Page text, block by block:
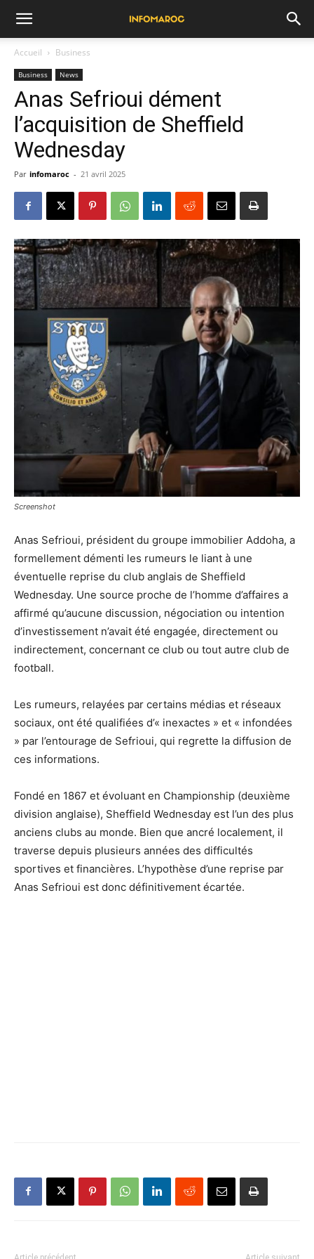
Accueil Business
Business News
Anas Sefrioui dément
l’acquisition de Sheffield
Wednesday
Par infomaroc - 21 avril 2025
Screenshot
Anas Sefrioui, président du groupe immobilier Addoha, a
formellement démenti les rumeurs le liant à une
éventuelle reprise du club anglais de Sheffield
Wednesday. Une source proche de l’homme d’affaires a
affirmé qu’aucune discussion, négociation ou intention
d’investissement n’avait été engagée, directement ou
indirectement, concernant ce club ou tout autre club de
football.
Les rumeurs, relayées par certains médias et réseaux
sociaux, ont été qualifiées d’« inexactes » et « infondées
» par l’entourage de Sefrioui, qui regrette la diffusion de
ces informations.
Fondé en 1867 et évoluant en Championship (deuxième
division anglaise), Sheffield Wednesday est l’un des plus
anciens clubs au monde. Bien que ancré localement, il
traverse depuis plusieurs années des difficultés
sportives et financières. L’hypothèse d’une reprise par
Anas Sefrioui est donc définitivement écartée.